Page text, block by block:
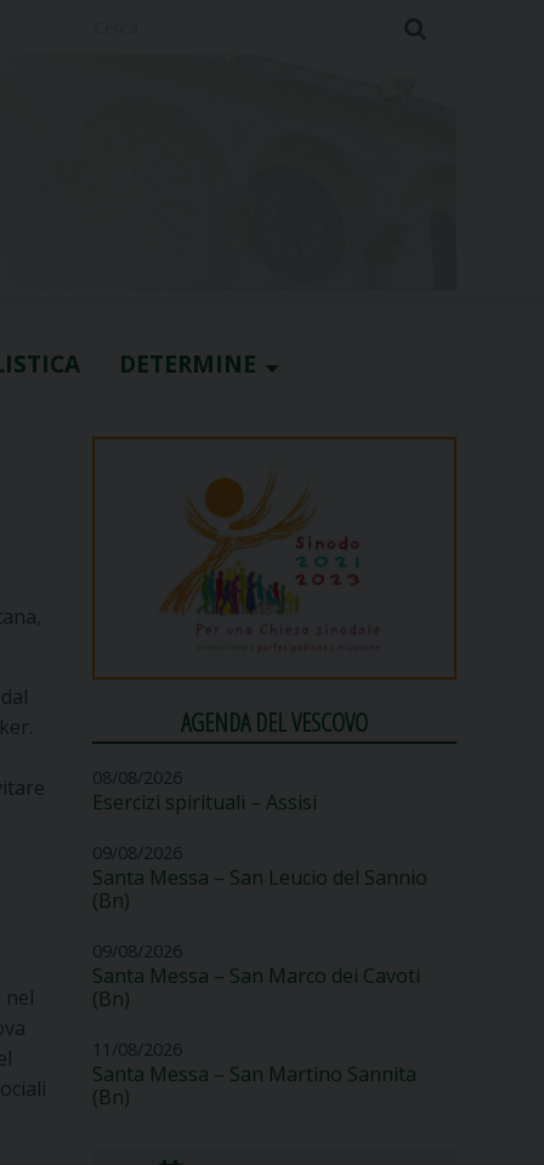
DETERMINE
nel
AGENDA DEL VESCOVO
08/08/2026
Esercizi spirituali – Assisi
09/08/2026
Santa Messa – San Leucio del Sannio
(Bn)
09/08/2026
Santa Messa – San Marco dei Cavoti
(Bn)
11/08/2026
Santa Messa – San Martino Sannita
(Bn)